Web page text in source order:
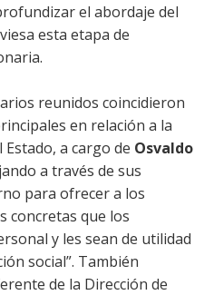
el abordaje del
esta etapa de
reunidos coincidieron
en relación a la
a cargo de Osvaldo
a través de sus
para ofrecer a los
concretas que los
y les sean de utilidad
social”. También
de la Dirección de